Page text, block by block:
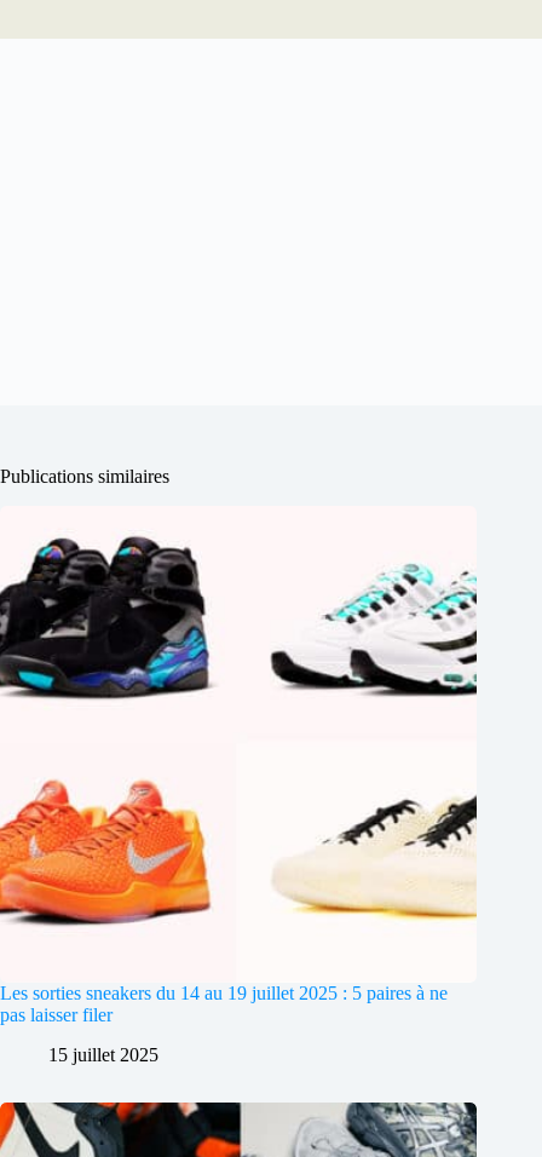
Publications similaires
Les sorties sneakers du 14 au 19 juillet 2025 : 5 paires à ne
pas laisser filer
15 juillet 2025